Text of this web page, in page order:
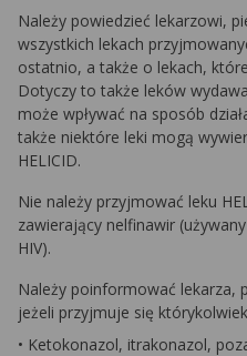
Należy powiedzieć lekarzowi,
wszystkich lekach
ostatnio, a także o lekach,
Dotyczy to także leków
może wpływać na sposób
także niektóre leki mogą
HELICID.
Nie należy przyjmować leku
zawierający nelfinawir
HIV).
Należy poinformować lekarza,
jeżeli przyjmuje się
• Ketokonazol, itrakonazol,